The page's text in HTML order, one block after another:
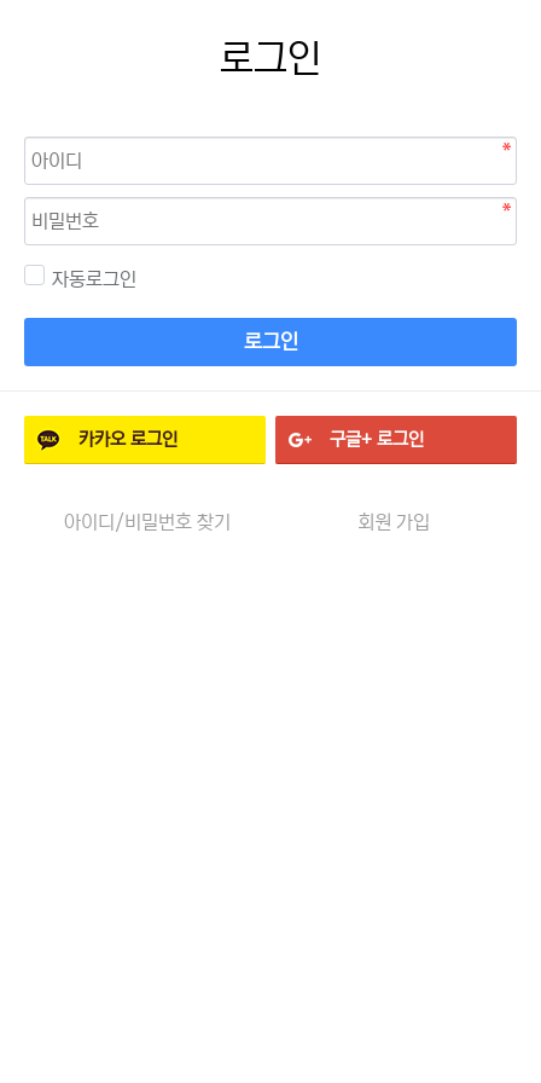
로그인
자동로그인
로그인
카카오로그인 구글+ 로그인
아이디/비밀번호 찾기 회원 가입